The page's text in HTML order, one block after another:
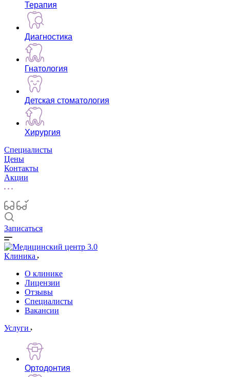
Терапия
Диагностика
Гнатология
Детская стоматология
Хирургия
Специалисты
Цены
Контакты
Акции
Записаться
Клиника
О клинике
Лицензии
Отзывы
Специалисты
Вакансии
Услуги
Ортодонтия